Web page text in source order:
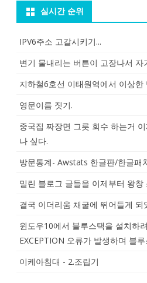
실시간 순위
IPV6주소 고갈시키기...
변기 물내리는 버튼이 고장나서 자
지하철6호선 이태원역에서 이상한
영문이름 짓기.
중국집 짜장면 그릇 회수 하는거
나 싶다.
방문통계- Awstats 한글판/한글패
밀린 블로그 글들을 이제부터 왕창
결국 이더리움 채굴에 뛰어들게 되
윈도우10에서 블루스택을 설치하
EXCEPTION 오류가 발생하며 블
이케아침대 - 2.조립기